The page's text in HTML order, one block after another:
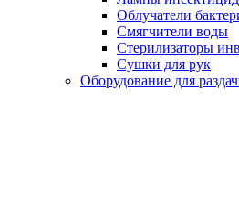
Облучатели
Смягчители воды
Стерилизаторы
Сушки для рук
Оборудование для